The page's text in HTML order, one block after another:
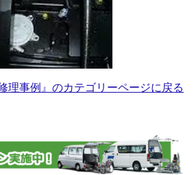
理事例』のカテゴリーページに戻る